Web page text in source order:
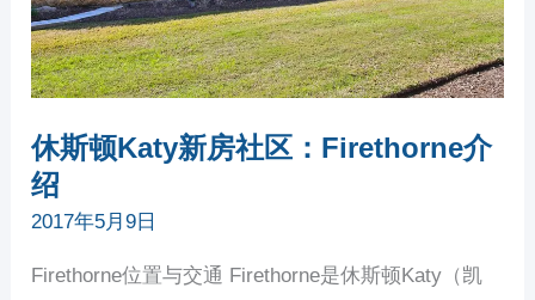
休斯顿Katy新房社区：Firethorne介
绍
2017年5月9日
Firethorne位置与交通 Firethorne是休斯顿Katy（凯